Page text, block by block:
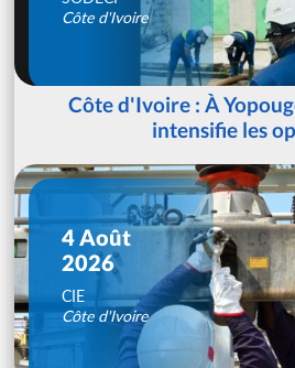
Côte d'Ivoire
Côte d'Ivoire : À
intensifie les
4 Août
2026
CIE
Côte d'Ivoire